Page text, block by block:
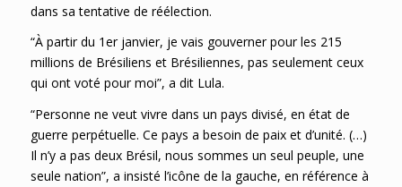
dans sa tentative de réélection.
“À partir du 1er janvier, je vais gouverner pour les 215
millions de Brésiliens et Brésiliennes, pas seulement ceux
qui ont voté pour moi”, a dit Lula.
“Personne ne veut vivre dans un pays divisé, en état de
guerre perpétuelle. Ce pays a besoin de paix et d’unité. (…)
Il n’y a pas deux Brésil, nous sommes un seul peuple, une
seule nation”, a insisté l’icône de la gauche, en référence à